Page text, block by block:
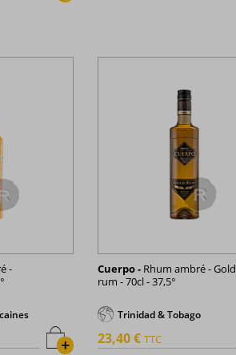
-
+
Cuerpo -Rhum ambré - Gold
rum - 70cl - 37,5°
Trinidad & Tobago
23,40 € TTC